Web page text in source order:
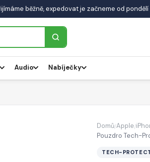
běžně, expedovat je začneme od pondělí
Audio Nabíječky
Domů/Apple/
Pouzdro Tech-
TECH-